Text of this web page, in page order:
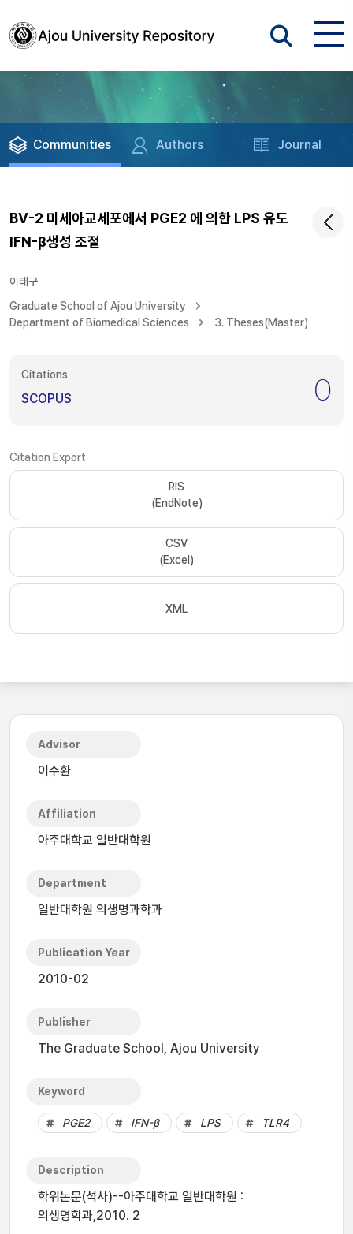
Communities Authors Journal
BV-2 미세아교세포에서 PGE2 에 의한 LPS 유도
IFN-β생성 조절
이태구
Graduate School of Ajou University
Department of Biomedical Sciences
3. Theses(Master)
Citations
SCOPUS 0
Citation Export
RIS
(EndNote)
CSV
(Excel)
XML
Advisor
이수환
Affiliation
아주대학교 일반대학원
Department
일반대학원 의생명과학과
Publication Year
2010-02
Publisher
The Graduate School, Ajou University
Keyword
PGE2 IFN-β LPS TLR4
Description
학위논문(석사)--아주대학교 일반대학원 :
의생명학과,2010. 2